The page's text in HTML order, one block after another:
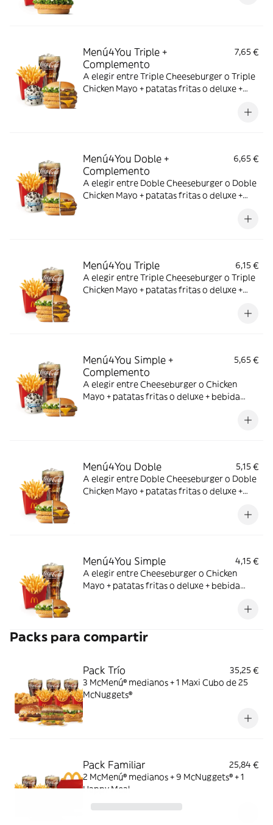
Menú4You Triple +
Complemento
7,65 €
A elegir entre Triple Cheeseburger o Triple
Chicken Mayo + patatas fritas o deluxe +
Menú4You Doble +
Complemento
6,65 €
A elegir entre Doble Cheeseburger o Doble
Chicken Mayo + patatas fritas o deluxe +
Menú4You Triple
6,15 €
A elegir entre Triple Cheeseburger o Triple
Chicken Mayo + patatas fritas o deluxe +
Menú4You Simple +
Complemento
5,65 €
A elegir entre Cheeseburger o Chicken
Mayo + patatas fritas o deluxe + bebida
Menú4You Doble
5,15 €
A elegir entre Doble Cheeseburger o Doble
Chicken Mayo + patatas fritas o deluxe +
Menú4You Simple
4,15 €
A elegir entre Cheeseburger o Chicken
Mayo + patatas fritas o deluxe + bebida
Packs para compartir
Pack Trío
35,25 €
3 McMenú® medianos + 1 Maxi Cubo de 25
McNuggets®
Pack Familiar
25,84 €
2 McMenú® medianos + 9 McNuggets® + 1
Happy Meal